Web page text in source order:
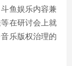
鱼娱乐内容兼
在研讨会上就
乐版权治理的